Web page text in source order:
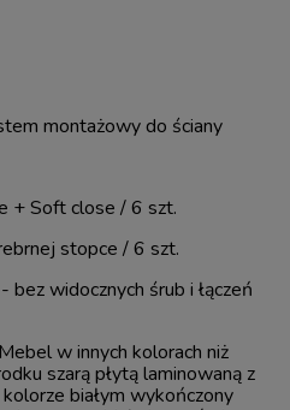
montażowy do ściany
+ Soft close / 6 szt.
stopce / 6 szt.
bez widocznych śrub i łączeń
Mebel w innych kolorach niż
szarą płytą laminowaną z
białym wykończony